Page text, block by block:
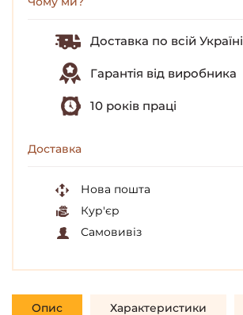
Доставка по всій Україні
Гарантія від виробника
10 років праці
Доставка
Нова пошта
Кур'єр
Самовивіз
Опис Характеристики